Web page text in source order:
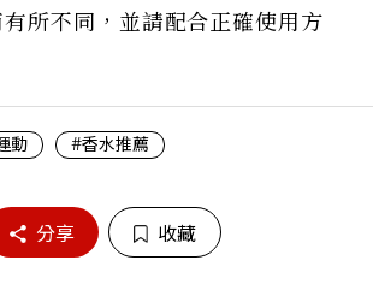
所不同，並請配合正確使用方
動 #香水推薦
分享 收藏